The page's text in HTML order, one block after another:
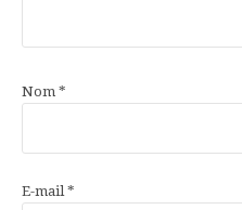
Nom *
E-mail*